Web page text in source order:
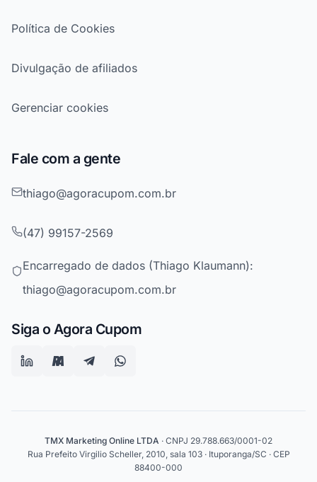
Política de Cookies
Divulgação de afiliados
Gerenciar cookies
Fale com a gente
thiago@agoracupom.com.br
(47) 99157-2569
Encarregado de dados (Thiago Klaumann):
thiago@agoracupom.com.br
Siga o Agora Cupom
TMX Marketing Online LTDA · CNPJ 29.788.663/0001-02
Rua Prefeito Virgilio Scheller, 2010, sala 103 · Ituporanga/SC · CEP
88400-000